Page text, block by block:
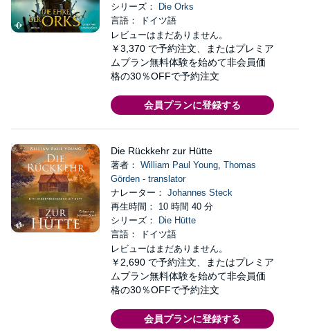
シリーズ：
Die Orks
言語： ドイツ語
レビューはまだありません。
￥3,370 で予約注文、またはプレミア
ムプラン無料体験を始めて非会員価
格の30％OFFで予約注文
会員プランに登録する
Die Rückkehr zur Hütte
著者： William Paul Young, Thomas
Görden - translator
ナレーター： Johannes Steck
再生時間： 10 時間 40 分
シリーズ：
Die Hütte
言語： ドイツ語
レビューはまだありません。
￥2,690 で予約注文、またはプレミア
ムプラン無料体験を始めて非会員価
格の30％OFFで予約注文
会員プランに登録する